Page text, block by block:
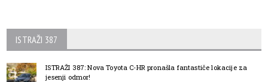
ISTRAŽI 387
ISTRAŽI 387: Nova Toyota C-HR pronašla fantastiče lokacije za
jesenji odmor!